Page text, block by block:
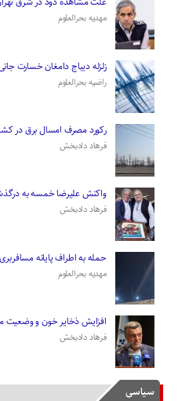
مهدیه بحرالعلوم
زلزله دیباج دامغان خسارت
راضیه بحرالعلوم
رکورد مصرف امسال برق در
فرهاد دادبخش
واکنش علیرضا خمسه به
فرهاد دادبخش
حمله به اطراف پایانه
مهدیه بحرالعلوم
افزایش ذخایر خون و وضعیت
فرهاد دادبخش
سیاسی